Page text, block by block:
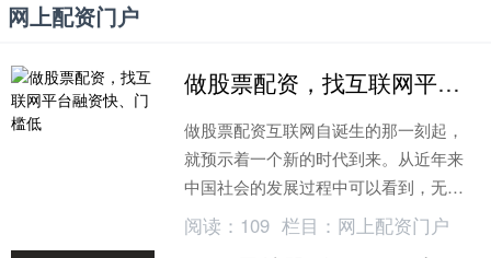
网上配资门户
做股票配资，找互联网平台融资快、门槛低
做股票配资互联网自诞生的那一刻起，
就预示着一个新的时代到来。从近年来
中国社会的发展过程中可以看到，无论
是在经济建设还是社会建设上，中国都
已经成为与发达国家抗衡的超级大国
阅读： 109 栏目： 网上配资门户